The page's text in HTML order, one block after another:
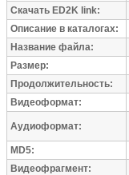
Скачать ED2K link:
Описание в каталогах:
Название файла:
Размер:
Продолжительность:
Видеоформат:
Аудиоформат:
MD5:
Видеофрагмент: